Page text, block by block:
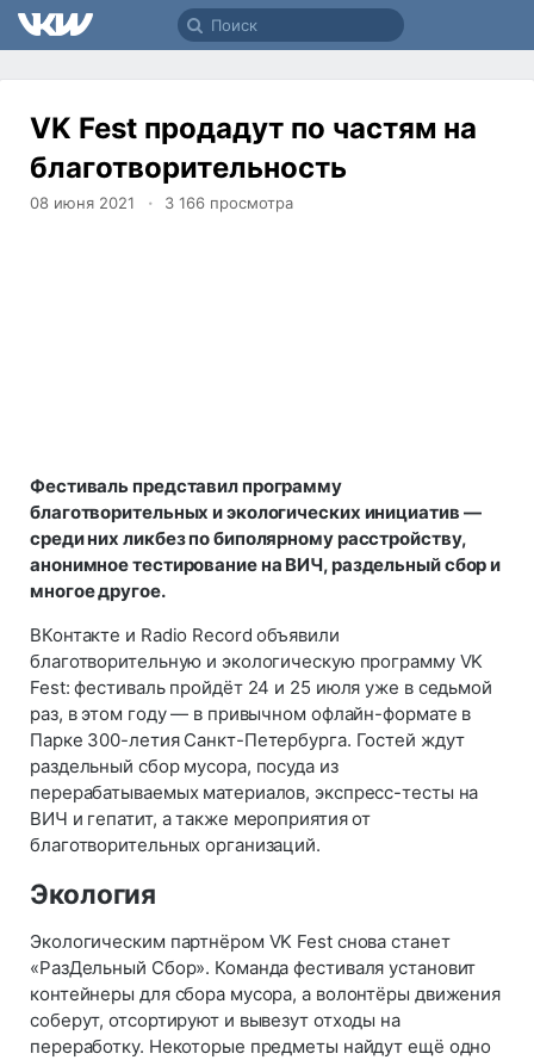
VK Fest продадут по частям на
благотворительность
08 июня 2021 3 166 просмотра
Фестиваль представил программу
благотворительных и экологических инициатив —
среди них ликбез по биполярному расстройству,
анонимное тестирование на ВИЧ, раздельный сбор и
многое другое.
ВКонтакте и Radio Record объявили
благотворительную и экологическую программу VK
Fest: фестиваль пройдёт 24 и 25 июля уже в седьмой
раз, в этом году — в привычном офлайн-формате в
Парке 300-летия Санкт-Петербурга. Гостей ждут
раздельный сбор мусора, посуда из
перерабатываемых материалов, экспресс-тесты на
ВИЧ и гепатит, а также мероприятия от
благотворительных организаций.
Экология
Экологическим партнёром VK Fest снова станет
«РазДельный Сбор». Команда фестиваля установит
контейнеры для сбора мусора, а волонтёры движения
соберут, отсортируют и вывезут отходы на
переработку. Некоторые предметы найдут ещё одно